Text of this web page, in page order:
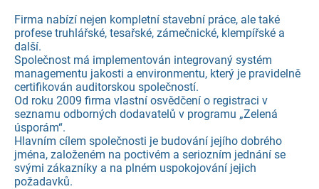
Firma nabízí nejen kompletní stavební práce, ale také
profese truhlářské, tesařské, zámečnické, klempířské a
další.
Společnost má implementován integrovaný systém
managementu jakosti a environmentu, který je pravidelně
certifikován auditorskou společností.
Od roku 2009 firma vlastní osvědčení o registraci v
seznamu odborných dodavatelů v programu „Zelená
úsporám“.
Hlavním cílem společnosti je budování jejího dobrého
jména, založeném na poctivém a seriozním jednání se
svými zákazníky a na plném uspokojování jejich
požadavků.